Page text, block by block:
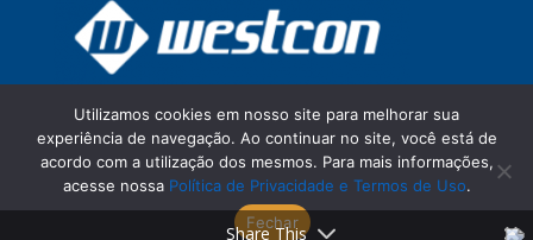
© ISA São Paulo Section 2026
Share This
Utilizamos cookies em nosso site para melhorar sua
experiência de navegação. Ao continuar no site, você está de
acordo com a utilização dos mesmos. Para mais informações,
acesse nossa Política de Privacidade e Termos de Uso.
Fechar